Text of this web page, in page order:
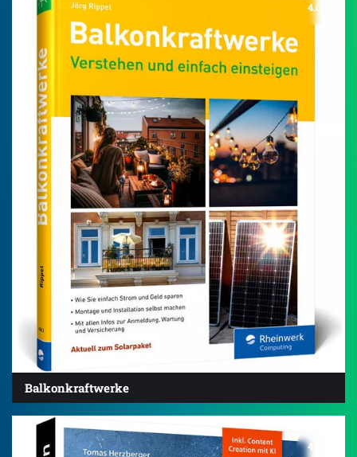
4.0
Balkonkraftwerke
4.4